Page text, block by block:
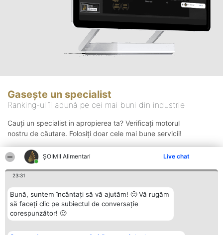
ŞOIMII Alimentari Live chat
23:31
Bună, suntem încântați să vă ajutăm! 🙂 Vă rugăm
să faceți clic pe subiectul de conversație
corespunzător! 🙂
Gasește un specialist
Ranking-ul îi adună pe cei mai buni din industrie
Cauți un specialist in apropierea ta? Verificați motorul
nostru de căutare. Folosiți doar cele mai bune servicii!